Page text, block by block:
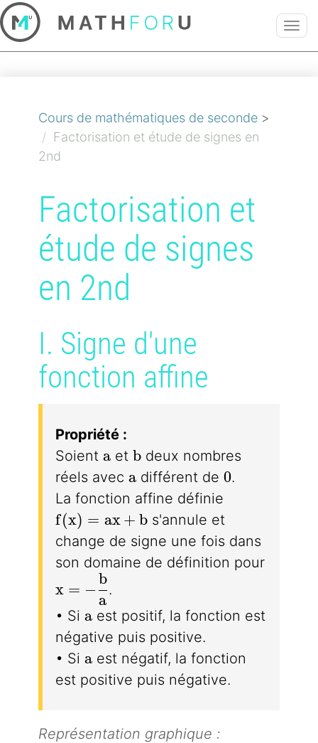
Cours de mathématiques de seconde >
Factorisation et étude de signes en
2nd
Factorisation et
étude de signes
en 2nd
I. Signe d'une
fonction affine
Propriété :
Soient a
a et b
b deux nombres
réels avec a
a différent de 0
0.
La fonction affine définie
f(x) = ax + b
f(x) = ax + b s'annule et
change de signe une fois dans
son domaine de définition pour
x=-\dfrac{b}{a}
x = −
a
b
.
• Si a
a est positif, la fonction est
négative puis positive.
• Si a
a est négatif, la fonction
est positive puis négative.
Représentation graphique :